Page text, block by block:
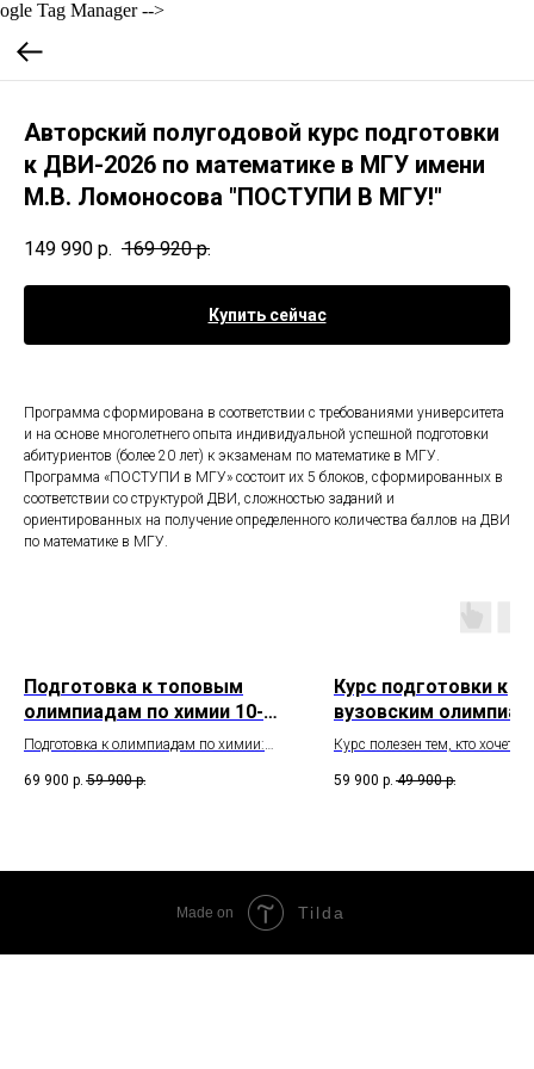
ogle Tag Manager -->
Авторский полугодовой курс подготовки
к ДВИ-2026 по математике в МГУ имени
М.В. Ломоносова "ПОСТУПИ В МГУ!"
149 990 р. 169 920 р.
Купить сейчас
Программа сформирована в соответствии с требованиями университета
и на основе многолетнего опыта индивидуальной успешной подготовки
абитуриентов (более 20 лет) к экзаменам по математике в МГУ.
Программа «ПОСТУПИ в МГУ» состоит их 5 блоков, сформированных в
соответствии со структурой ДВИ, сложностью заданий и
ориентированных на получение определенного количества баллов на ДВИ
по математике в МГУ.
Подготовка к топовым
олимпиадам по химии 10-11
класс
Подготовка к олимпиадам по химии:
олимпиаде,...
69 900 р. 59 900 р.
Курс подготовки к
вузовским
химии 10-11 класс
Курс полезен тем, кто хочет
занятиях мы рассмотрим все
органическую.
59 900 р. 49 900 р.
Made on Tilda